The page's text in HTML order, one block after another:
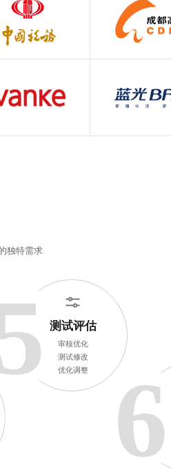
中国税务
政企类
成都高新
政企类
独特需求
测试评估
审核优化
测试修改
优化调整
6